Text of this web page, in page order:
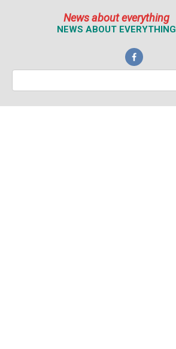
News about everything
NEWS ABOUT EVERYTHING
Поиск: